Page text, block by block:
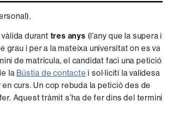
durant tres anys (l’any que la supera i
grau i per a la mateixa universitat on es va
de matrícula, el candidat faci una petició
la Bústia de contacte i sol·liciti la validesa
en curs. Un cop rebuda la petició des de
Aquest tràmit s’ha de fer dins del termini